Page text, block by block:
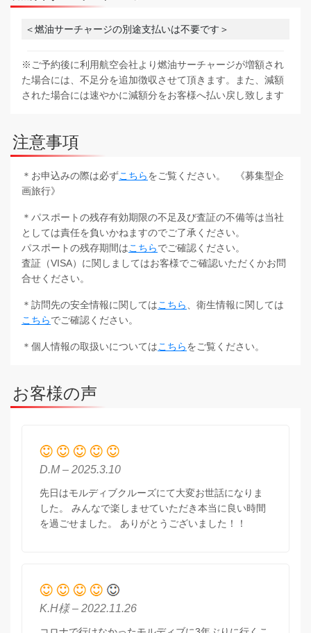
＜燃油サーチャージの別途支払いは不要です＞
※ご予約後に利用航空会社より燃油サーチャージが増額され
た場合には、不足分を追加徴収させて頂きます。また、減額
された場合には速やかに減額分をお客様へ払い戻し致します
注意事項
＊お申込みの際は必ずこちらをご覧ください。 《募集型企
画旅行》
＊パスポートの残存有効期限の不足及び査証の不備等は当社
としては責任を負いかねますのでご了承ください。
パスポートの残存期間はこちらでご確認ください。
査証（VISA）に関しましてはお客様でご確認いただくかお問
合せください。
＊訪問先の安全情報に関してはこちら
、衛生情報に関しては
こちらでご確認ください。
＊個人情報の取扱いについてはこちらをご覧ください。
お客様の声
D.M – 2025.3.10
先日はモルディブクルーズにて大変お世話になりま
した。 みんなで楽しませていただき本当に良い時間
を過ごせました。 ありがとうございました！！
K.H様 – 2022.11.26